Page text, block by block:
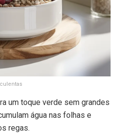
um toque verde sem grandes
água nas folhas e
regas.